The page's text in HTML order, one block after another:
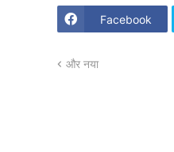
Facebook
और नया